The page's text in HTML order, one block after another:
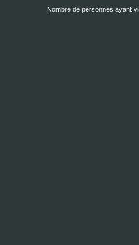
Nombre de personnes ayant